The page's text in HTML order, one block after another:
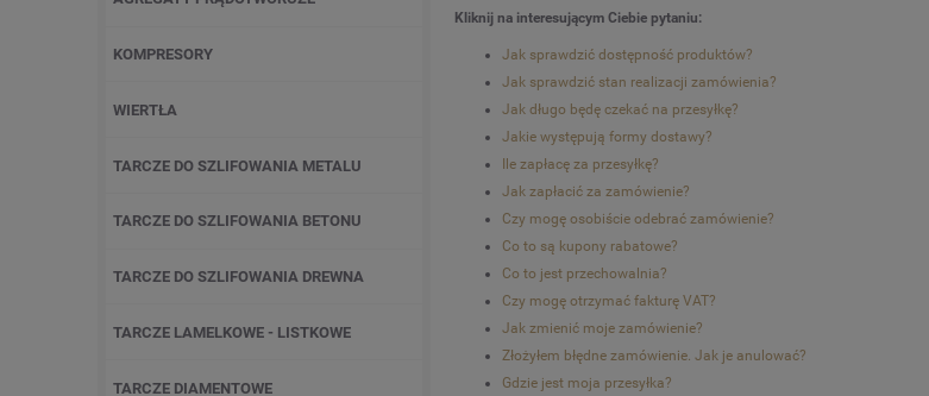
KOMPRESORY
WIERTŁA
TARCZE DO SZLIFOWANIA METALU
TARCZE DO SZLIFOWANIA BETONU
TARCZE DO SZLIFOWANIA DREWNA
TARCZE LAMELKOWE - LISTKOWE
TARCZE DIAMENTOWE
Kliknij na interesującym Ciebie pytaniu:
Jak sprawdzić dostępność produktów?
Jak sprawdzić stan realizacji zamówienia?
Jak długo będę czekać na przesyłkę?
Jakie występują formy dostawy?
Ile zapłacę za przesyłkę?
Jak zapłacić za zamówienie?
Czy mogę osobiście odebrać zamówienie?
Co to są kupony rabatowe?
Co to jest przechowalnia?
Czy mogę otrzymać fakturę VAT?
Jak zmienić moje zamówienie?
Złożyłem błędne zamówienie. Jak je anulować?
Gdzie jest moja przesyłka?